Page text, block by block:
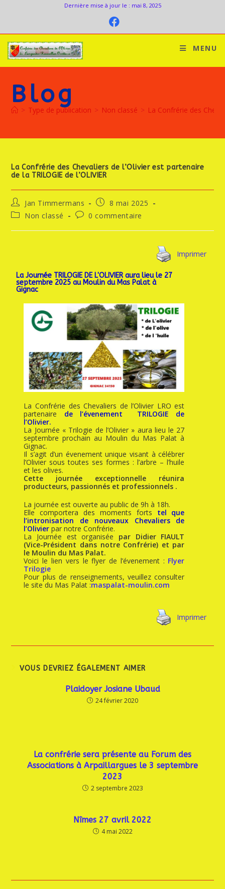
Dernière mise à jour le : mai 8, 2025
MENU
Blog
> Type de publication > Non classé > La Confrérie des
La Confrérie des Chevaliers de l’Olivier est partenaire
de la TRILOGIE de l’OLIVIER
Jan Timmermans
8 mai 2025
Non classé
0 commentaire
Imprimer
La Journée TRILOGIE DE L'OLIVIER aura lieu le 27
septembre 2025 au Moulin du Mas Palat à
Gignac
La Confrérie des Chevaliers de l’Olivier LRO est
partenaire de l’évenement TRILOGIE de
l’Olivier.
La Journée « Trilogie de l’Olivier » aura lieu le 27
septembre prochain au Moulin du Mas Palat à
Gignac.
Il s’agit d’un évenement unique visant à célébrer
l’Olivier sous toutes ses formes : l’arbre – l’huile
et les olives.
Cette journée exceptionnelle réunira
producteurs, passionnés et professionnels .
La journée est ouverte au public de 9h à 18h.
Elle comportera des moments forts tel que
l’intronisation de nouveaux Chevaliers de
l’Olivier par notre Confrérie.
La Journée est organisée par Didier FIAULT
(Vice-Président dans notre Confrérie) et par
le Moulin du Mas Palat.
Voici le lien vers le flyer de l’évenement : Flyer
Trilogie
Pour plus de renseignements, veuillez consulter
le site du Mas Palat :maspalat-moulin.com
Imprimer
VOUS DEVRIEZ ÉGALEMENT AIMER
Plaidoyer Josiane Ubaud
24 février 2020
La confrérie sera présente au Forum des
Associations à Arpaillargues le 3 septembre
2023
2 septembre 2023
Nîmes 27 avril 2022
4 mai 2022